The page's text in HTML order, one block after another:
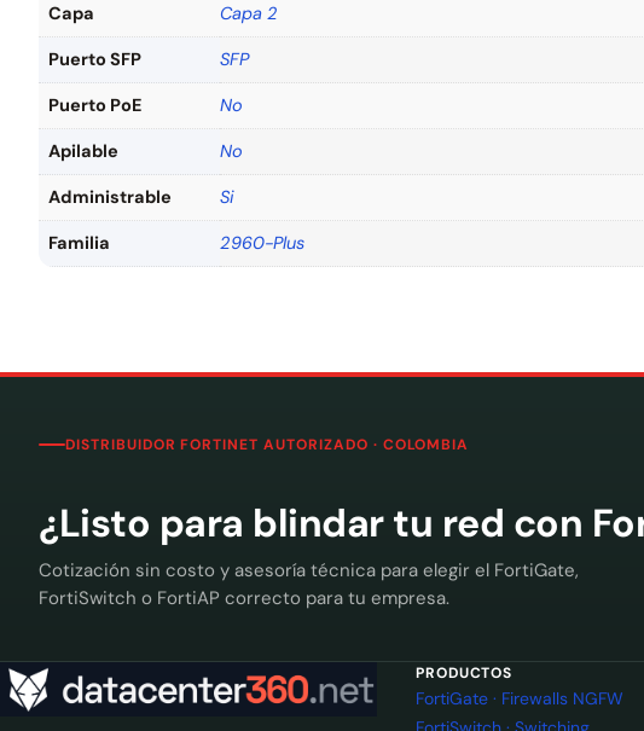
Capa Capa 2
Puerto SFP SFP
Puerto PoE No
Apilable No
Administrable Si
Familia 2960-Plus
DISTRIBUIDOR FORTINET AUTORIZADO · COLOMBIA
¿Listo para blindar tu red con
Cotización sin costo y asesoría técnica para elegir el FortiGate,
FortiSwitch o FortiAP correcto para tu empresa.
PRODUCTOS
FortiGate · Firewalls NGFW